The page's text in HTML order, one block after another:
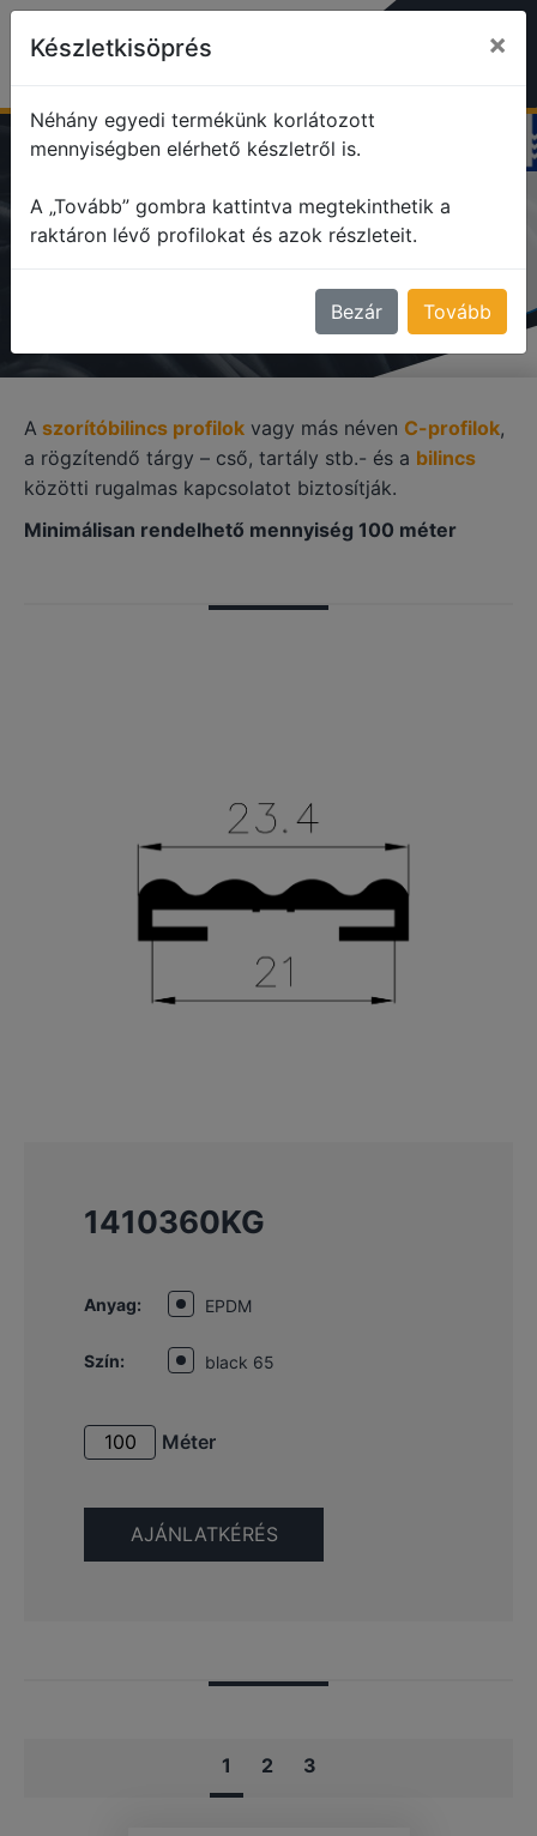
profile Szorítóbilincs profilok
A szorítóbilincs profilok vagy más néven C-profilok,
a rögzítendő tárgy – cső, tartály stb.- és a bilincs
közötti rugalmas kapcsolatot biztosítják.
Minimálisan rendelhető mennyiség 100 méter
1410360KG
Anyag: EPDM
Szín: black 65
Méter
1 2 3
Készletkisöprés ×
Néhány egyedi termékünk korlátozott
mennyiségben elérhető készletről is.
A „Tovább” gombra kattintva megtekinthetik a
raktáron lévő profilokat és azok részleteit.
Bezár Tovább